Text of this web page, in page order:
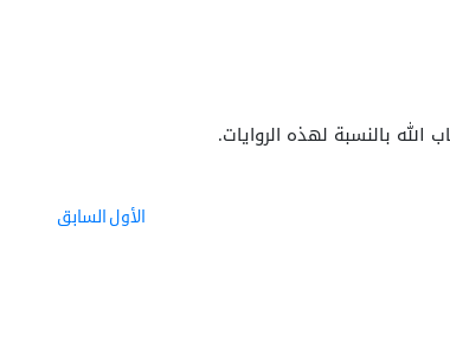
بالنسبة لهذه الروايات.
الأولالسابق